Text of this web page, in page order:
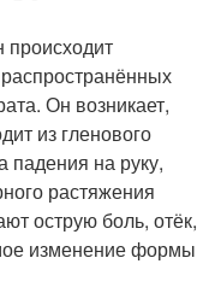
происходит
Он возникает,
из гленового
падения на руку,
растяжения
острую боль, отёк,
изменение формы